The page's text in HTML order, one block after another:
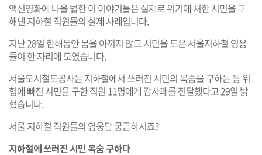
액션영화에 나올 법한 이 이야기들은 실제로 위기에 처한 시민을 구
해낸 지하철 직원들의 실제 사례입니다.
지난 28일 한해동안 몸을 아끼지 않고 시민을 도운 서울지하철 영웅
들이 한 자리에 모였습니다.
서울도시철도공사는 지하철에서 쓰러진 시민의 목숨을 구하는 등 위
험에 빠진 시민을 구한 직원 11명에게 감사패를 전달했다고 29일 밝
혔습니다.
서울 지하철 직원들의 영웅담 궁금하시죠?
지하철에 쓰러진 시민 목숨 구하다